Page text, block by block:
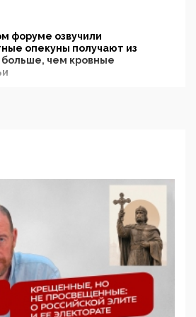
форуме озвучили
опекуны получают из
чем кровные
ЮНЕСКО в России, но
определять
граждан: Минцифры намерено
и муниципалитетов право
и социальные объекты от